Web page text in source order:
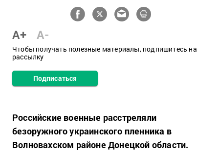
A+ A-
Чтобы получать полезные материалы, подпишитесь на
рассылку
Подписаться
Российские военные расстреляли
безоружного украинского пленника в
Волновахском районе Донецкой области.